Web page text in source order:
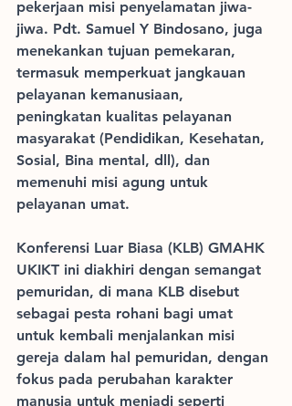
pekerjaan misi penyelamatan jiwa-
jiwa. Pdt. Samuel Y Bindosano, juga
menekankan tujuan pemekaran,
termasuk memperkuat jangkauan
pelayanan kemanusiaan,
peningkatan kualitas pelayanan
masyarakat (Pendidikan, Kesehatan,
Sosial, Bina mental, dll), dan
memenuhi misi agung untuk
pelayanan umat.
Konferensi Luar Biasa (KLB) GMAHK
UKIKT ini diakhiri dengan semangat
pemuridan, di mana KLB disebut
sebagai pesta rohani bagi umat
untuk kembali menjalankan misi
gereja dalam hal pemuridan, dengan
fokus pada perubahan karakter
manusia untuk menjadi seperti